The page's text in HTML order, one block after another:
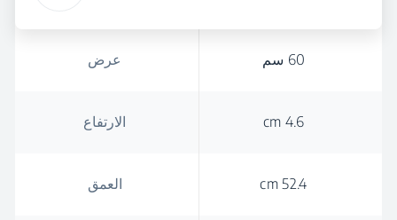
عرض 60 سم
الارتفاع 4.6 cm
العمق 52.4 cm